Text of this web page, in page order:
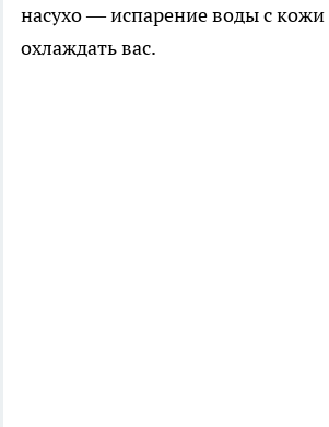
насухо — испарение воды с кожи
охлаждать вас.